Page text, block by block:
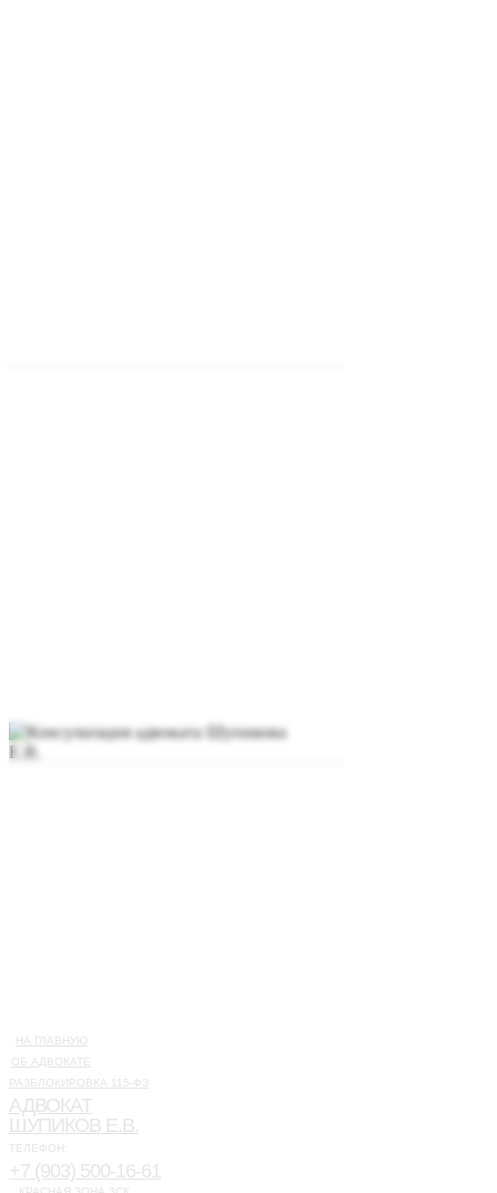
НА ГЛАВНУЮ
ОБ АДВОКАТЕ
РАЗБЛОКИРОВКА 115-ФЗ
АДВОКАТ
ШУПИКОВ Е.В.
ТЕЛЕФОН:
+7 (903) 500-16-61